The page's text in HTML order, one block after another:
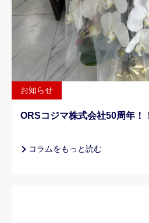
お知らせ
ORSコジマ株式会社50周年！
コラムをもっと読む